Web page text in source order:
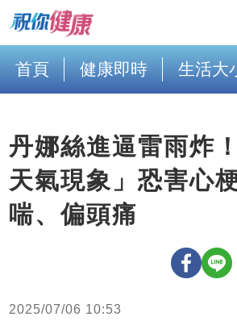
首頁 健康即時 生活大
丹娜絲進逼雷雨炸
天氣現象」恐害心
喘、偏頭痛
2025/07/06 10:53